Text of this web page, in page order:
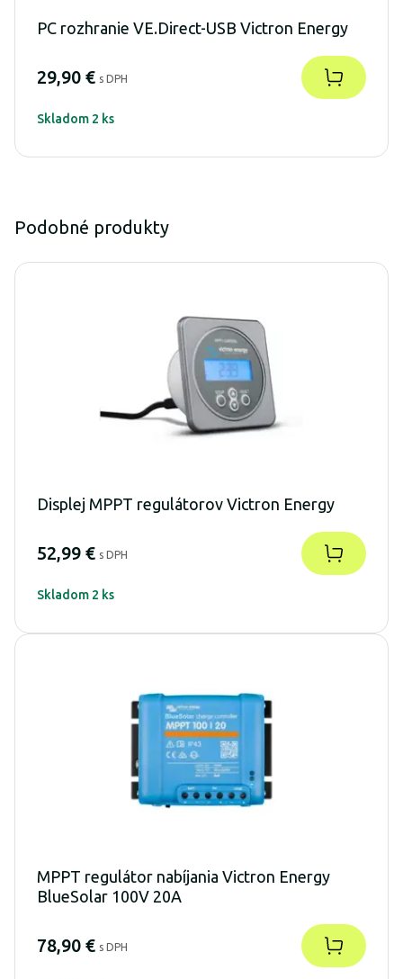
PC rozhranie VE.Direct-USB Victron Energy
29,90 € s DPH
Skladom 2 ks
Podobné produkty
Displej MPPT regulátorov Victron Energy
52,99 € s DPH
Skladom 2 ks
MPPT regulátor nabíjania Victron Energy
BlueSolar 100V 20A
78,90 € s DPH